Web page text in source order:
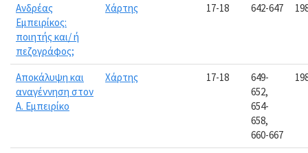
Ανδρέας
Εμπειρίκος:
ποιητής και/ ή
πεζογράφος;
Χάρτης 17-18 642-647
Αποκάλυψη και
αναγέννηση στον
Α. Εμπειρίκο
Χάρτης 17-18
649-
652,
654-
658,
660-667